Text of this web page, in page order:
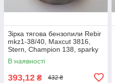
Зірка тягова бензопили Rebir
mkz1-38/40, Maxcut 3816,
Stern, Champion 138, sparky
tv 3840, Grizli 1,4-1,6 Квт
В наявності
393,12 ₴ 432 ₴